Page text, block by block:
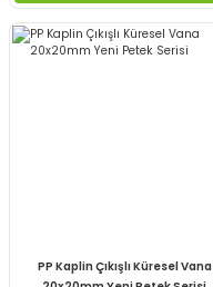
PP Kaplin Çıkışlı Küresel Vana